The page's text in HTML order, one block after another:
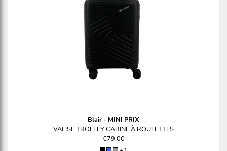
Blair- MINI PRIX
VALISE TROLLEY CABINE À ROULETTES
€79.00